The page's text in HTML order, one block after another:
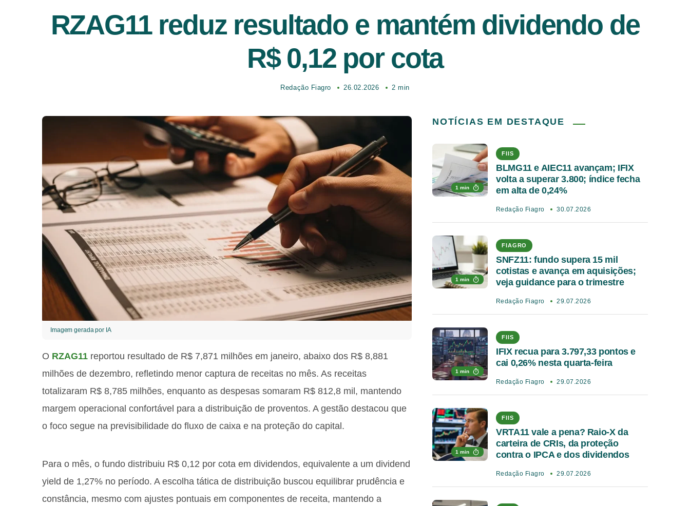
RZAG11 reduz resultado e mantém dividendo de
R$ 0,12 por cota
Redação Fiagro 26.02.2026 2 min
Imagem gerada por IA
O RZAG11 reportou resultado de R$ 7,871 milhões em janeiro, abaixo dos R$ 8,881
milhões de dezembro, refletindo menor captura de receitas no mês. As receitas
totalizaram R$ 8,785 milhões, enquanto as despesas somaram R$ 812,8 mil, mantendo
margem operacional confortável para a distribuição de proventos. A gestão destacou que
o foco segue na previsibilidade do fluxo de caixa e na proteção do capital.
Para o mês, o fundo distribuiu R$ 0,12 por cota em dividendos, equivalente a um dividend
yield de 1,27% no período. A escolha tática de distribuição buscou equilibrar prudência e
constância, mesmo com ajustes pontuais em componentes de receita, mantendo a
NOTÍCIAS EM DESTAQUE
1 min
FIIS
BLMG11 e AIEC11 avançam; IFIX
volta a superar 3.800; índice fecha
em alta de 0,24%
Redação Fiagro 30.07.2026
1 min
FIAGRO
SNFZ11: fundo supera 15 mil
cotistas e avança em aquisições;
veja guidance para o trimestre
Redação Fiagro 29.07.2026
1 min
FIIS
IFIX recua para 3.797,33 pontos e
cai 0,26% nesta quarta-feira
Redação Fiagro 29.07.2026
1 min
FIIS
VRTA11 vale a pena? Raio-X da
carteira de CRIs, da proteção
contra o IPCA e dos dividendos
Redação Fiagro 29.07.2026